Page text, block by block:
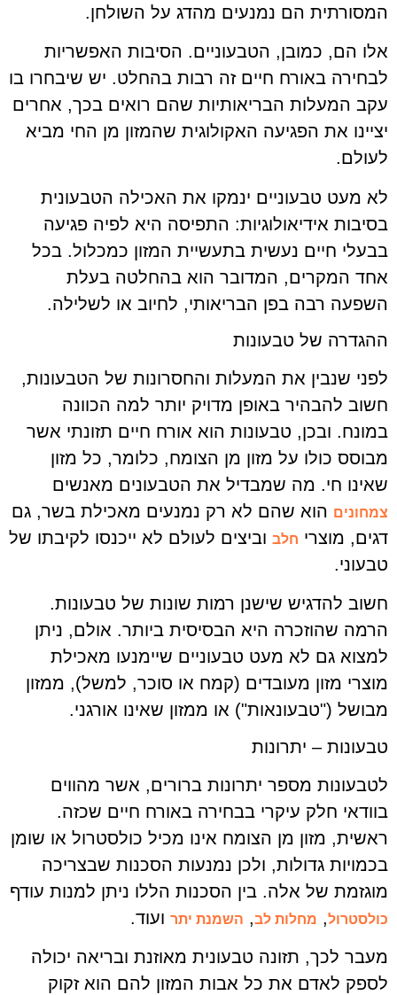
המסורתית הם נמנעים מהדג על השולחן.
אלו הם, כמובן, הטבעוניים. הסיבות האפשריות
לבחירה באורח חיים זה רבות בהחלט. יש שיבחרו בו
עקב המעלות הבריאותיות שהם רואים בכך, אחרים
יציינו את הפגיעה האקולוגית שהמזון מן החי מביא
לעולם.
לא מעט טבעוניים ינמקו את האכילה הטבעונית
בסיבות אידיאולוגיות: התפיסה היא לפיה פגיעה
בבעלי חיים נעשית בתעשיית המזון כמכלול. בכל
אחד המקרים, המדובר הוא בהחלטה בעלת
השפעה רבה בפן הבריאותי, לחיוב או לשלילה.
ההגדרה של טבעונות
לפני שנבין את המעלות והחסרונות של הטבעונות,
חשוב להבהיר באופן מדויק יותר למה הכוונה
במונח. ובכן, טבעונות הוא אורח חיים תזונתי אשר
מבוסס כולו על מזון מן הצומח, כלומר, כל מזון
שאינו חי. מה שמבדיל את הטבעונים מאנשים
צמחונים הוא שהם לא רק נמנעים מאכילת בשר, גם
דגים, מוצרי חלב וביצים לעולם לא ייכנסו לקיבתו של
טבעוני.
חשוב להדגיש שישנן רמות שונות של טבעונות.
הרמה שהוזכרה היא הבסיסית ביותר. אולם, ניתן
למצוא גם לא מעט טבעוניים שיימנעו מאכילת
מוצרי מזון מעובדים (קמח או סוכר, למשל), ממזון
מבושל ("טבעונאות") או ממזון שאינו אורגני.
טבעונות – יתרונות
לטבעונות מספר יתרונות ברורים, אשר מהווים
בוודאי חלק עיקרי בבחירה באורח חיים שכזה.
ראשית, מזון מן הצומח אינו מכיל כולסטרול או שומן
בכמויות גדולות, ולכן נמנעות הסכנות שבצריכה
מוגזמת של אלה. בין הסכנות הללו ניתן למנות עודף
כולסטרול, מחלות לב, השמנת יתר ועוד.
מעבר לכך, תזונה טבעונית מאוזנת ובריאה יכולה
לספק לאדם את כל אבות המזון להם הוא זקוק